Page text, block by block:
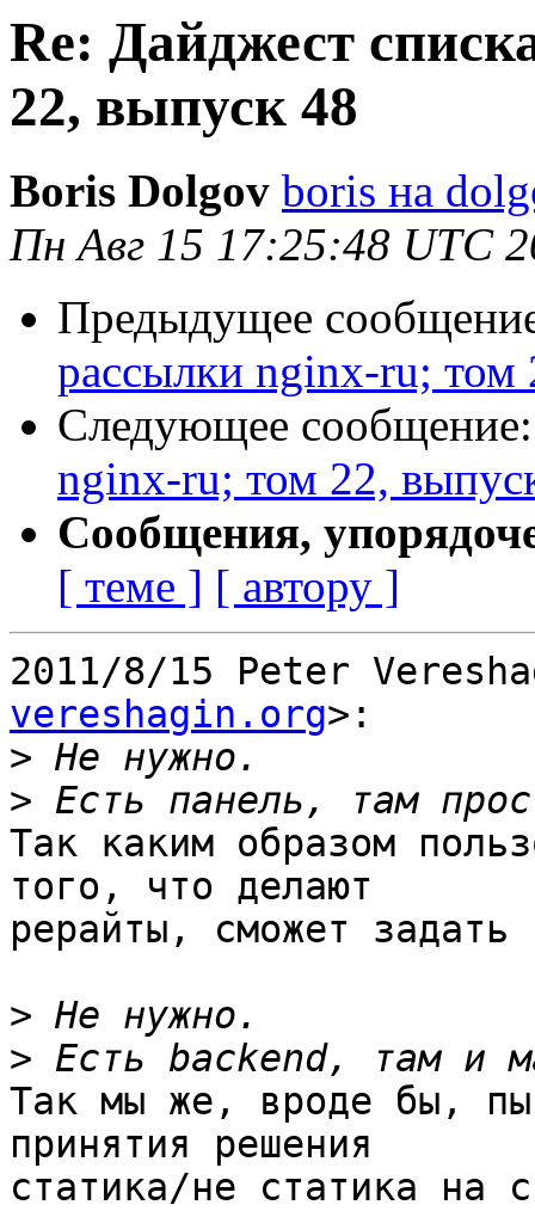
Re: Дайджест
22, выпуск 48
Boris Dolgov boris на
Пн Авг 15 17:25:48 UTC
Предыдущее
рассылки nginx-ru; том
Следующее
nginx-ru; том 22,
Сообщения,
[ теме ] [ автору ]
2011/8/15 Peter
vereshagin.org>:
>
>
Так каким образом
того, что делают
рерайты, сможет задать
>
>
Так мы же, вроде бы,
принятия решения
статика/не статика на